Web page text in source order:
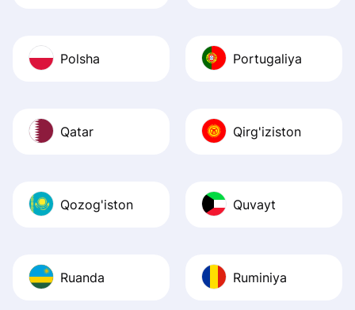
Polsha Portugaliya
Qatar Qirg'iziston
Qozog'iston Quvayt
Ruanda Ruminiya